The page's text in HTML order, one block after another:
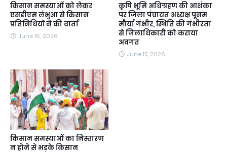
किसान समस्याओं को लेकर
एसडीएम लंभुआ से किसान
प्रतिनिधियों ने की वार्ता
June 16, 2026
कृषि भूमि अधिग्रहण की आशंका
पर जिला पंचायत अध्यक्ष पूनम
मौर्या गंभीर, स्थिति की गंभीरता
से जिलाधिकारी को कराया
अवगत
June 15, 2026
किसान समस्याओं का निस्तारण
न होने से भड़के किसान